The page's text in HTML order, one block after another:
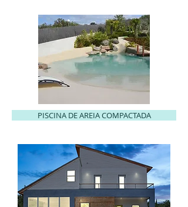
PISCINA DE AREIA COMPACTADA